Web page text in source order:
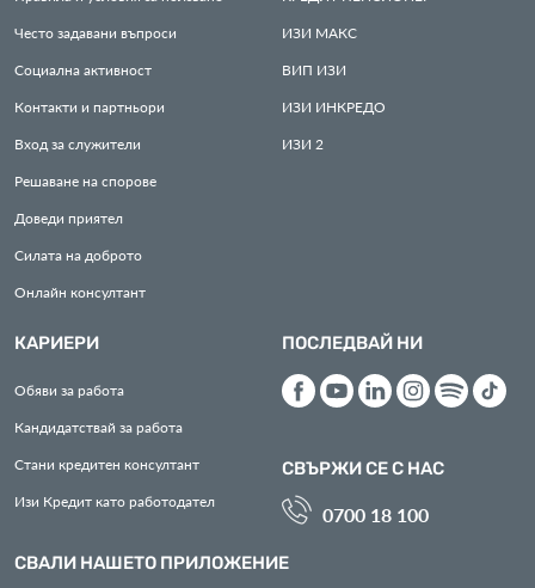
Често задавани въпроси
Социална активност
Контакти и партньори
Вход за служители
Решаване на спорове
Доведи приятел
Силата на доброто
Онлайн консултант
ИЗИ МАКС
ВИП ИЗИ
ИЗИ ИНКРЕДО
ИЗИ 2
КАРИЕРИ
Обяви за работа
Кандидатствай за работа
Стани кредитен консултант
Изи Кредит като работодател
ПОСЛЕДВАЙ НИ
СВЪРЖИ СЕ С НАС
0700 18 100
СВАЛИ НАШЕТО ПРИЛОЖЕНИЕ